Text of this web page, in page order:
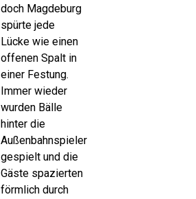
doch Magdeburg
spürte jede
Lücke wie einen
offenen Spalt in
einer Festung.
Immer wieder
wurden Bälle
hinter die
Außenbahnspieler
gespielt und die
Gäste spazierten
förmlich durch